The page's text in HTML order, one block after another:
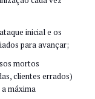
inicial e os
para avançar;
mortos
clientes errados)
máxima